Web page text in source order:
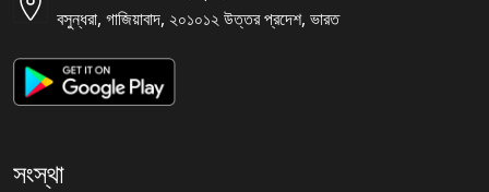
বসুন্ধরা, গাজিয়াবাদ, ২০১০১২ উত্তর প্রদেশ, ভারত
সংস্থা